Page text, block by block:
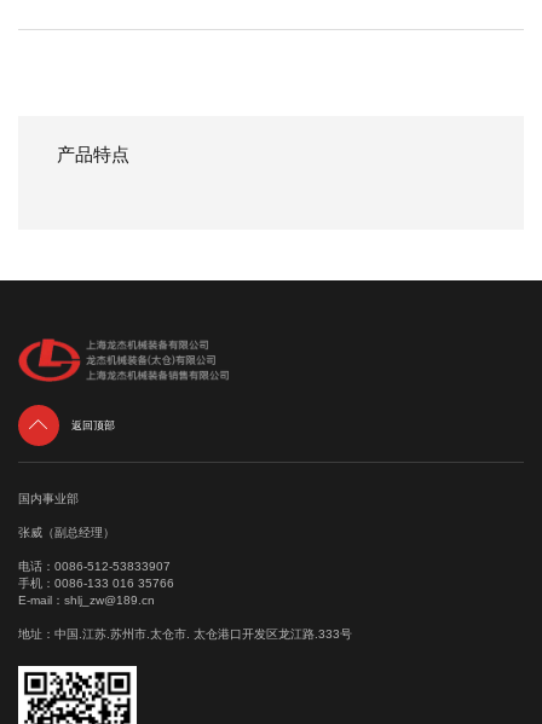
产品特点
 返回顶部
国内事业部
张威（副总经理）
电话： 0086-512-53833907
手机： 0086-133 016 35766
E-mail： shlj_zw@189.cn
地址：中国.江苏.苏州市.太仓市. 太仓港口开发区龙江路.333号